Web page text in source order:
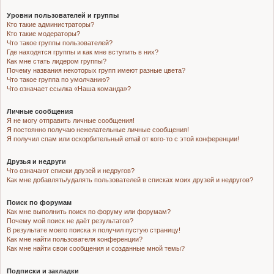
Уровни пользователей и группы
Кто такие администраторы?
Кто такие модераторы?
Что такое группы пользователей?
Где находятся группы и как мне вступить в них?
Как мне стать лидером группы?
Почему названия некоторых групп имеют разные цвета?
Что такое группа по умолчанию?
Что означает ссылка «Наша команда»?
Личные сообщения
Я не могу отправить личные сообщения!
Я постоянно получаю нежелательные личные сообщения!
Я получил спам или оскорбительный email от кого-то с этой конференции!
Друзья и недруги
Что означают списки друзей и недругов?
Как мне добавлять/удалять пользователей в списках моих друзей и недругов?
Поиск по форумам
Как мне выполнить поиск по форуму или форумам?
Почему мой поиск не даёт результатов?
В результате моего поиска я получил пустую страницу!
Как мне найти пользователя конференции?
Как мне найти свои сообщения и созданные мной темы?
Подписки и закладки